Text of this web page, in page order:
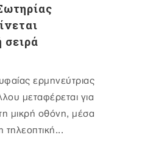
σειρά
ερμηνεύτριας
μεταφέρεται για
μικρή οθόνη, μέσα
τηλεοπτική...